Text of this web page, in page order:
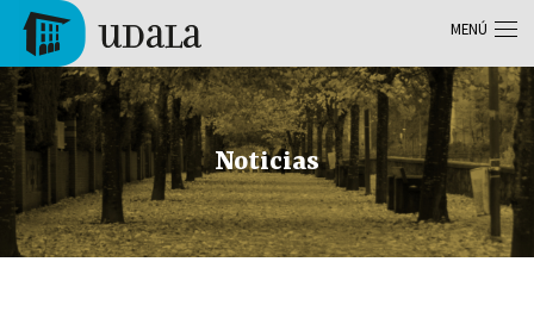
Pasar al contenido principal
Tolosa
Noticias
MENÚ